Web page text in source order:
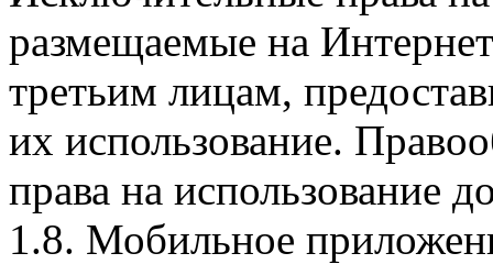
размещаемые на
третьим лицам,
их использование.
права на использование
1.8. Мобильное